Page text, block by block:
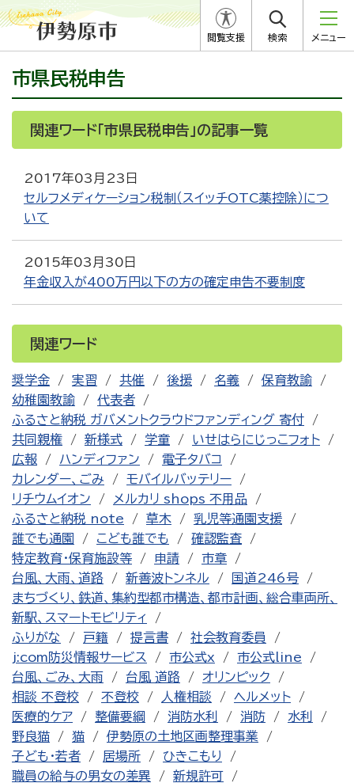
閲覧支援 検索 メニュー
市県民税申告
関連ワード「市県民税申告」の記事一覧
2017年03月23日
セルフメディケーション税制（スイッチOTC薬控除）につ
いて
2015年03月30日
年金収入が400万円以下の方の確定申告不要制度
関連ワード
奨学金 実習 共催 後援 名義
保育教諭
幼稚園教諭
代表者
ふるさと納税 ガバメントクラウドファンディング 寄付
共同親権
新様式 学童
いせはらにじっこフォト
広報
ハンディファン
電子タバコ
カレンダー、ごみ
モバイルバッテリー
リチウムイオン
メルカリ shops 不用品
ふるさと納税 note
草木
乳児等通園支援
誰でも通園
こども誰でも
確認監査
特定教育・保育施設等
申請
市章
台風、大雨、道路
新善波トンネル
国道246号
まちづくり、鉄道、集約型都市構造、都市計画、総合車両所、
新駅、スマートモビリティ
ふりがな
戸籍 提言書
社会教育委員
j:com防災情報サービス
市公式x
市公式line
台風、ごみ、大雨
台風 道路
オリンピック
相談 不登校
不登校 人権相談
ヘルメット
医療的ケア
整備要綱 消防水利 消防
水利
野良猫
猫
伊勢原の土地区画整理事業
子ども・若者
居場所
ひきこもり
職員の給与の男女の差異
新規許可